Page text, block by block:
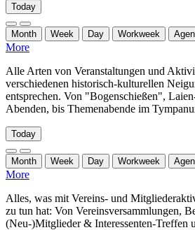
Today
Month Week Day Workweek
More
Alle Arten von Veranstaltungen und
verschiedenen historisch-kulturellen
entsprechen. Von "Bogenschießen",
Abenden, bis Themenabende im
Today
Month Week Day Workweek
More
Alles, was mit Vereins- und
zu tun hat: Von Vereinsversammlungen,
(Neu-)Mitglieder & Interessenten-Treffen